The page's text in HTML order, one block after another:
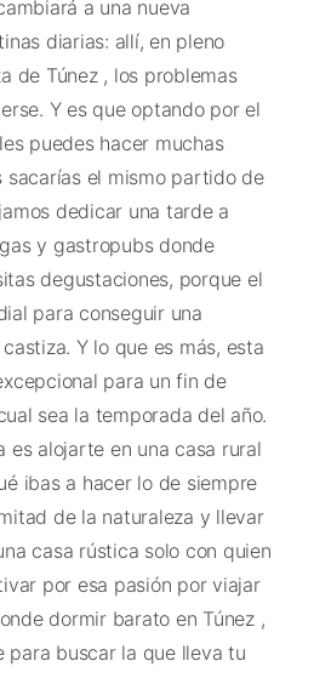
a una nueva
diarias: allí, en pleno
de Túnez , los problemas
Y es que optando por el
puedes hacer muchas
sacarías el mismo partido de
dedicar una tarde a
y gastropubs donde
degustaciones, porque el
para conseguir una
Y lo que es más, esta
para un fin de
sea la temporada del año.
es alojarte en una casa rural
ibas a hacer lo de siempre
de la naturaleza y llevar
casa rústica solo con quien
por esa pasión por viajar
dormir barato en Túnez ,
para buscar la que lleva tu